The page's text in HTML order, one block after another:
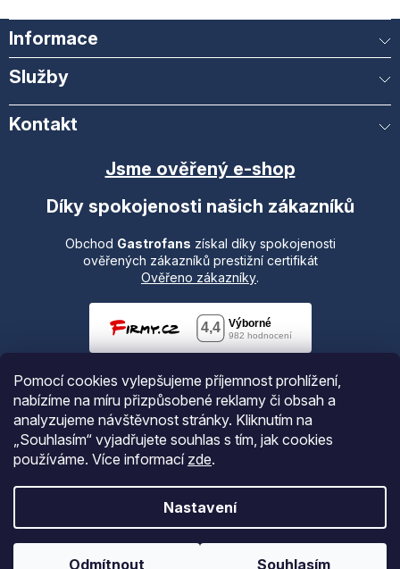
Pomocí cookies vylepšujeme příjemnost prohlížení,
nabízíme na míru přizpůsobené reklamy či obsah a
analyzujeme návštěvnost stránky. Kliknutím na
„Souhlasím“ vyjadřujete souhlas s tím, jak cookies
používáme. Více informací zde.
Nastavení
Odmítnout Souhlasím
Informace
Služby
Kontakt
Jsme ověřený e-shop
Díky spokojenosti našich zákazníků
Obchod Gastrofans získal díky spokojenosti
ověřených zákazníků prestižní certifikát
Ověřeno zákazníky.
Gastrofans.cz
Upravit nastavení cookies